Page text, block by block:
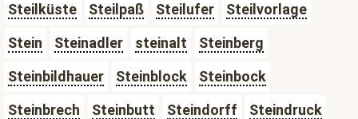
Steilküste
Steilpaß Steilufer
Steilvorlage
Stein
Steinadler steinalt
Steinberg
Steinbildhauer
Steinblock
Steinbock
Steinbrech
Steinbutt Steindorff
Steindruck